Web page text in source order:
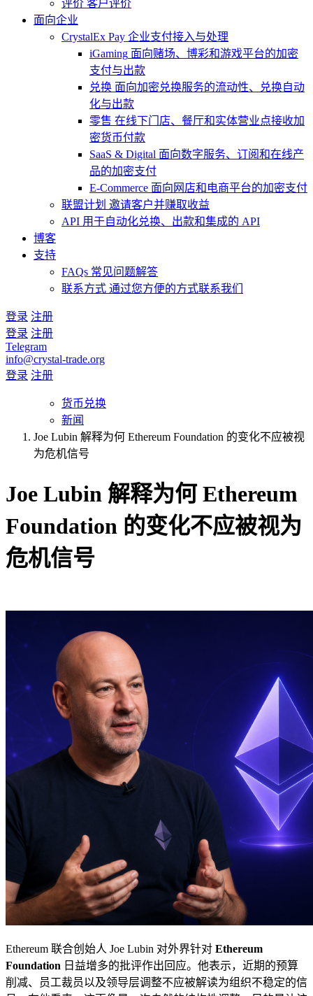
评价 客户评价
面向企业
CrystalEx Pay 企业支付接入与处理
iGaming 面向赌场、博彩和游戏平台的加密
支付与出款
兑换 面向加密兑换服务的流动性、兑换自动
化与出款
零售 在线下门店、餐厅和实体营业点接收加
密货币付款
SaaS & Digital 面向数字服务、订阅和在线产
品的加密支付
E-Commerce 面向网店和电商平台的加密支付
联盟计划 邀请客户并赚取收益
API 用于自动化兑换、出款和集成的 API
博客
支持
FAQs 常见问题解答
联系方式 通过您方便的方式联系我们
登录 注册
登录 注册
Telegram
info@crystal-trade.org
登录 注册
货币兑换
新闻
Joe Lubin 解释为何 Ethereum Foundation 的变化不应被视
为危机信号
Joe Lubin 解释为何 Ethereum
Foundation 的变化不应被视为
危机信号
Ethereum 联合创始人 Joe Lubin 对外界针对 Ethereum
Foundation 日益增多的批评作出回应。他表示，近期的预算
削减、员工裁员以及领导层调整不应被解读为组织不稳定的信